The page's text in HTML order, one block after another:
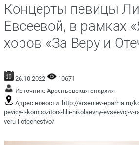
Концерты певицы
Евсеевой, в рамках
хоров «За Веру и
26.10.2022
10671
Источник: Арсеньевская епархия
Адрес новости: http://arseniev-eparhia.ru/
pevicy-i-kompozitora-lilii-nikolaevny-evseevoj-v-
veru-i-otechestvo/